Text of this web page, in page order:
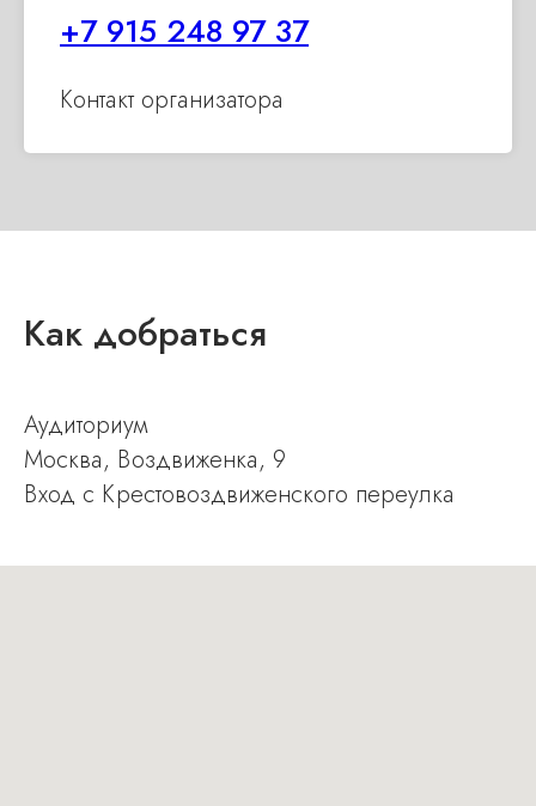
+7 915 248 97 37
Контакт организатора
Как добраться
Аудиториум
Москва, Воздвиженка, 9
В ход с Крестовоздвиженского переулка